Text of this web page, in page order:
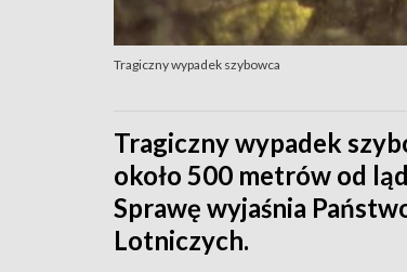
Tragiczny wypadek szybowca
Tragiczny wypadek
około 500 metrów od
Sprawę wyjaśnia
Lotniczych.